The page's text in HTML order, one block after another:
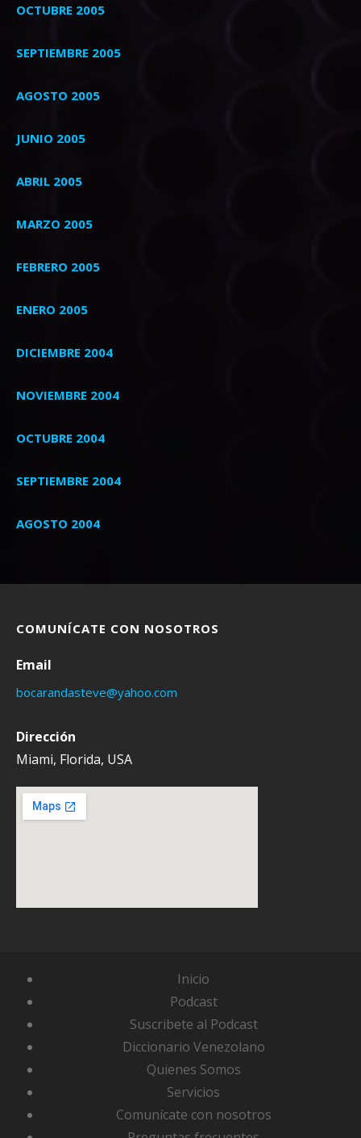
OCTUBRE 2005
SEPTIEMBRE 2005
AGOSTO 2005
JUNIO 2005
ABRIL 2005
MARZO 2005
FEBRERO 2005
ENERO 2005
DICIEMBRE 2004
NOVIEMBRE 2004
OCTUBRE 2004
SEPTIEMBRE 2004
AGOSTO 2004
COMUNÍCATE CON NOSOTROS
Email
bocarandasteve@yahoo.com
Dirección
Miami, Florida, USA
Inicio
Podcast
Suscribete al Podcast
Diccionario Venezolano
Quienes Somos
Servicios
Comunícate con nosotros